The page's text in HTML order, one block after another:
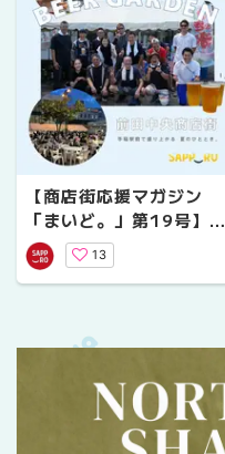
【商店街応援マガジン
「まいど。」第19号】前
田中央商店街ビアガーデ
ン！
13